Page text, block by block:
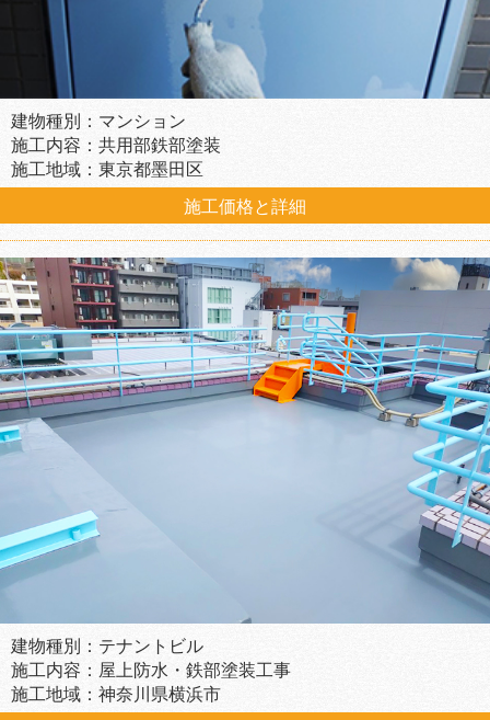
建物種別：マンション
施工内容：共用部鉄部塗装
施工地域：東京都墨田区
施工価格と詳細
建物種別：テナントビル
施工内容：屋上防水・鉄部塗装工事
施工地域：神奈川県横浜市